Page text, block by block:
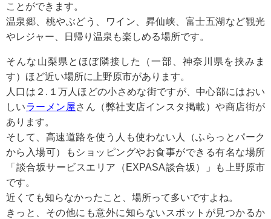
ことができます。
温泉郷、桃やぶどう、ワイン、昇仙峡、富士五湖など観光
やレジャー、日帰り温泉も楽しめる場所です。
そんな山梨県とほぼ隣接した（一部、神奈川県を挟みま
す）ほど近い場所に上野原市があります。
人口は２.１万人ほどの小さめな街ですが、中心部にはおい
しいラーメン屋さん（弊社支店インスタ掲載）や商店街が
あります。
そして、高速道路を使う人も使わない人（ふらっとパーク
から入場可）もショッピングやお食事ができる有名な場所
「談合坂サービスエリア（EXPASA談合坂）」も上野原市
です。
近くても知らなかったこと、場所って多いですよね。
きっと、その他にも意外に知らないスポットが見つかるか